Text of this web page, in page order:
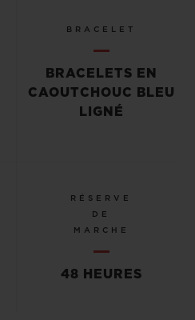
BRACELET
BRACELETS EN
CAOUTCHOUC BLEU
LIGNÉ
RÉSERVE
DE
MARCHE
48 HEURES